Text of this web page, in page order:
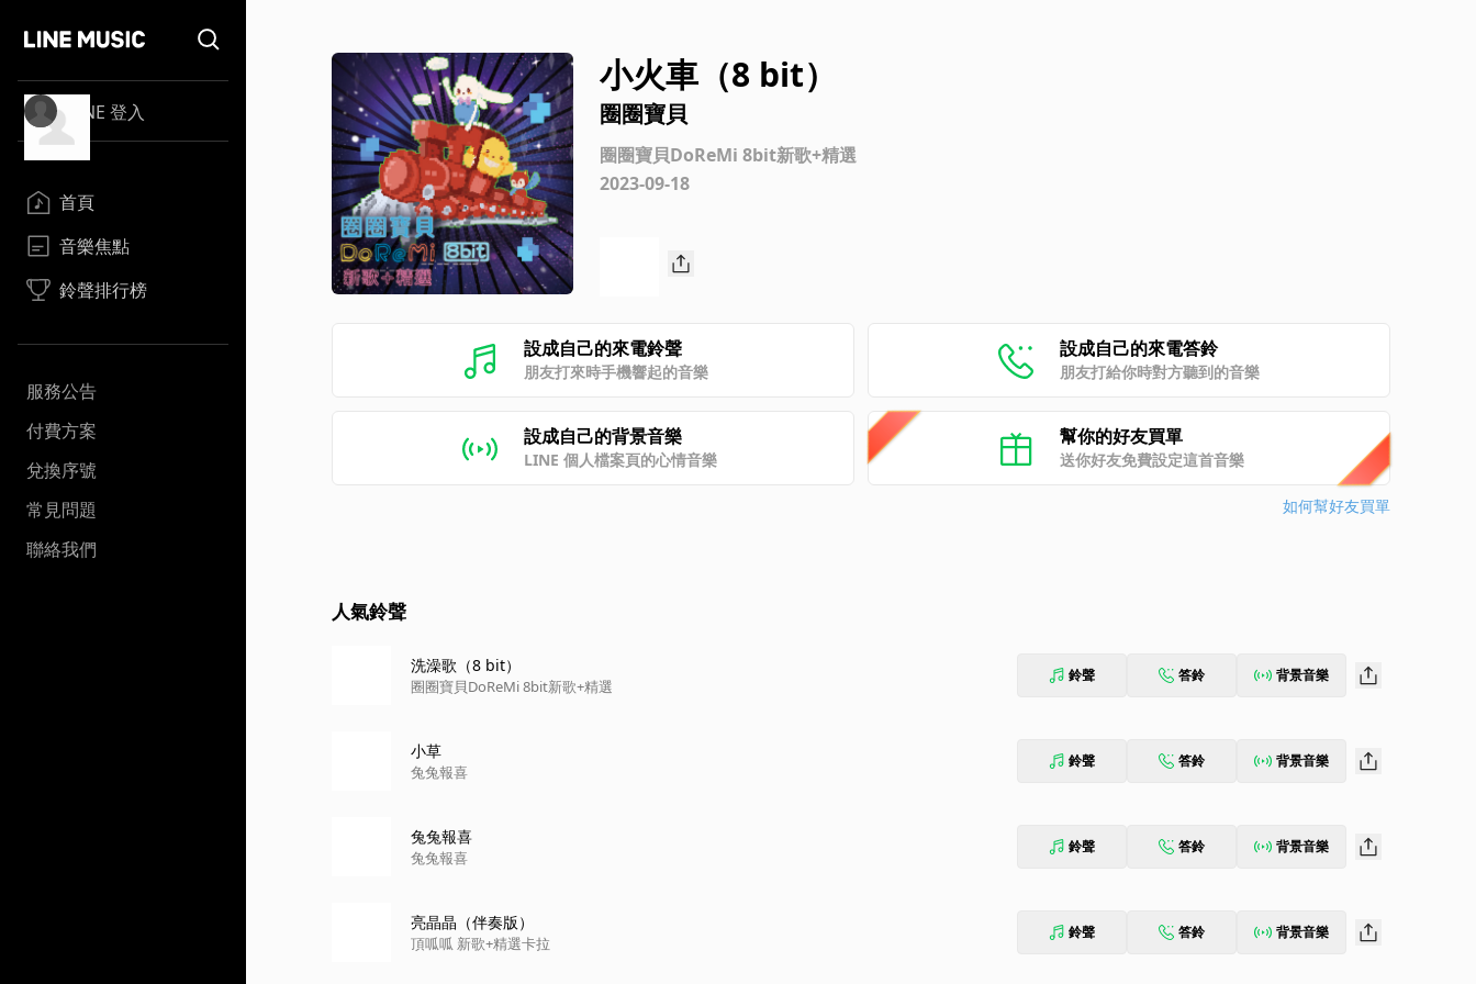
LINE 登入
首頁
音樂焦點
鈴聲排行榜
服務公告
付費方案
兌換序號
常見問題
聯絡我們
小火車（8 bit）
圈圈寶貝
圈圈寶貝DoReMi 8bit新歌+精選
2023-09-18
設成自己的來電鈴聲
朋友打來時手機響起的音樂
設成自己的來電答鈴
朋友打給你時對方聽到的音樂
設成自己的背景音樂
LINE 個人檔案頁的心情音樂
幫你的好友買單
送你好友免費設定這首音樂
如何幫好友買單
人氣鈴聲
洗澡歌（8 bit）
圈圈寶貝DoReMi 8bit新歌+精選
鈴聲 答鈴 背景音樂
小草
兔兔報喜
鈴聲 答鈴 背景音樂
兔兔報喜
兔兔報喜
鈴聲 答鈴 背景音樂
亮晶晶（伴奏版）
頂呱呱 新歌+精選卡拉
鈴聲 答鈴 背景音樂